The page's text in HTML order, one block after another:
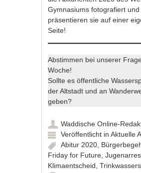
Gymnasiums fotografiert und
präsentieren sie auf einer
Seite!
Abstimmen bei unserer
Woche!
Sollte es öffentliche
der Altstadt und an
geben?
Waddische Online-
Veröffentlicht inAktuelle
Abitur 2020
Friday for Future ,
Klimaentscheid ,